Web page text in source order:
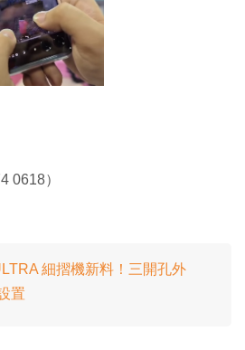
0618）
細摺機新料！三開孔外
置